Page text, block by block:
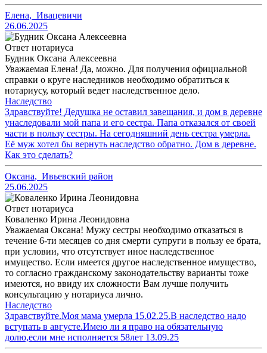
Елена, Ивацевичи
26.06.2025
Ответ нотариуса
Будник Оксана Алексеевна
Уважаемая Елена! Да, можно. Для получения официальной
справки о круге наследников необходимо обратиться к
нотариусу, который ведет наследственное дело.
Наследство
Здравствуйте! Дедушка не оставил завещания, и дом в деревне
унаследовали мой папа и его сестра. Папа отказался от своей
части в пользу сестры. На сегодняшний день сестра умерла.
Её муж хотел бы вернуть наследство обратно. Дом в деревне.
Как это сделать?
Оксана, Ивьевский район
25.06.2025
Ответ нотариуса
Коваленко Ирина Леонидовна
Уважаемая Оксана! Мужу сестры необходимо отказаться в
течение 6-ти месяцев со дня смерти супруги в пользу ее брата,
при условии, что отсутствует иное наследственное
имущество. Если имеется другое наследственное имущество,
то согласно гражданскому законодательству варианты тоже
имеются, но ввиду их сложности Вам лучше получить
консультацию у нотариуса лично.
Наследство
Здравствуйте.Моя мама умерла 15.02.25.В наследство надо
вступать в августе.Имею ли я право на обязательную
долю,если мне исполняется 58лет 13.09.25